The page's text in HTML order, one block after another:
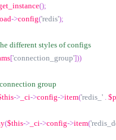
();
->config('redis');
different styles of configs
['connection_group']))
group
-> _ci->config->item('redis_'
($this-> _ci->config->item(